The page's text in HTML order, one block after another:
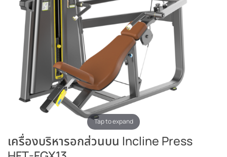
Tap to expand
เครื่องบริหารอกส่วนบน Incline Press